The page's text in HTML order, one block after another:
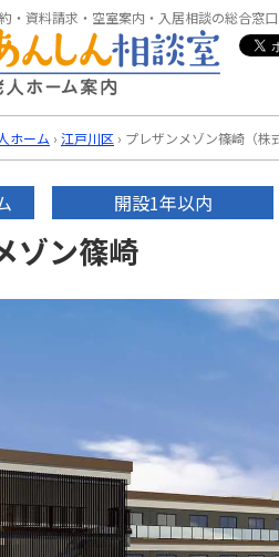
・資料請求・空室案内・入居相談の総合窓口
ホーム › 江戸川区 › プレザンメゾン篠崎（株
開設1年以内
ゾン篠崎